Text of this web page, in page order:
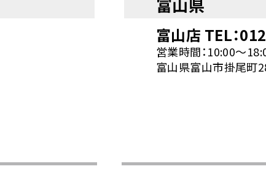
富山県
富山店 TEL：
営業時間：10:00～
富山県富山市掛尾町